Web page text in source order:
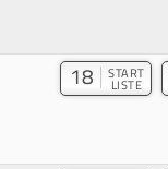
18 START
LISTE